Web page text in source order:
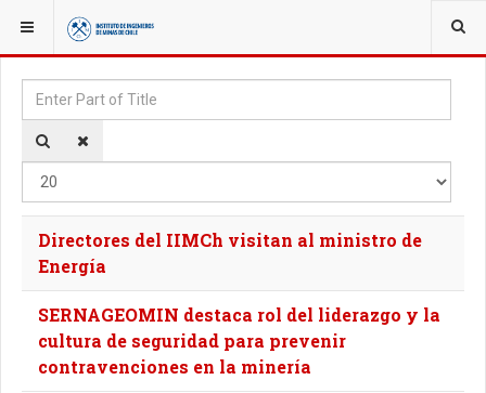
YOU ARE HERE: TAGS
Enter Part of Title
Directores del IIMCh visitan al ministro de
Energía
SERNAGEOMIN destaca rol del liderazgo y la
cultura de seguridad para prevenir
contravenciones en la minería